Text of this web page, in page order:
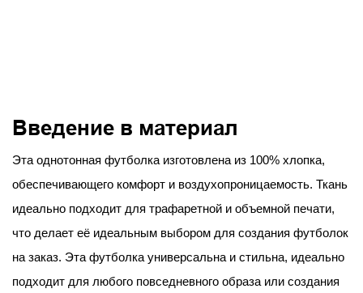
Введение в материал
Эта однотонная футболка изготовлена ​​из 100% хлопка,
обеспечивающего комфорт и воздухопроницаемость. Ткань
идеально подходит для трафаретной и объемной печати,
что делает её идеальным выбором для создания футболок
на заказ. Эта футболка универсальна и стильна, идеально
подходит для любого повседневного образа или создания